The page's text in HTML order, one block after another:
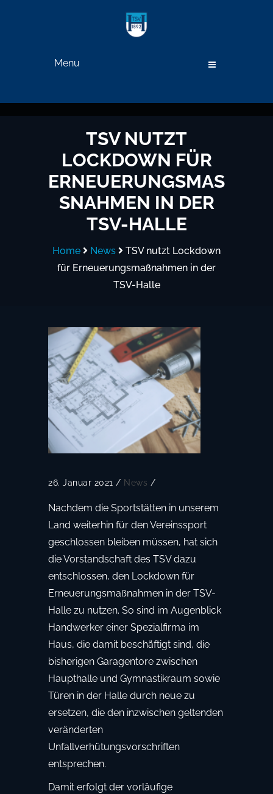
Menu
TSV NUTZT
LOCKDOWN FÜR
ERNEUERUNGSMASS
NAHMEN IN DER T
SV-HALLE
Home News
TSV nutzt Lockdown
für Erneuerungsmaßnahmen in der
TSV-Halle
26. Januar 2021 / News /
Nachdem die Sportstätten in unserem
Land weiterhin für den Vereinssport
geschlossen bleiben müssen, hat sich
die Vorstandschaft des TSV dazu
entschlossen, den Lockdown für
Erneuerungsmaßnahmen in der TSV-
Halle zu nutzen. So sind im Augenblick
Handwerker einer Spezialfirma im
Haus, die damit beschäftigt sind, die
bisherigen Garagentore zwischen
Haupthalle und Gymnastikraum sowie
Türen in der Halle durch neue zu
ersetzen, die den inzwischen geltenden
veränderten
Unfallverhütungsvorschriften
entsprechen.
Damit erfolgt der vorläufige